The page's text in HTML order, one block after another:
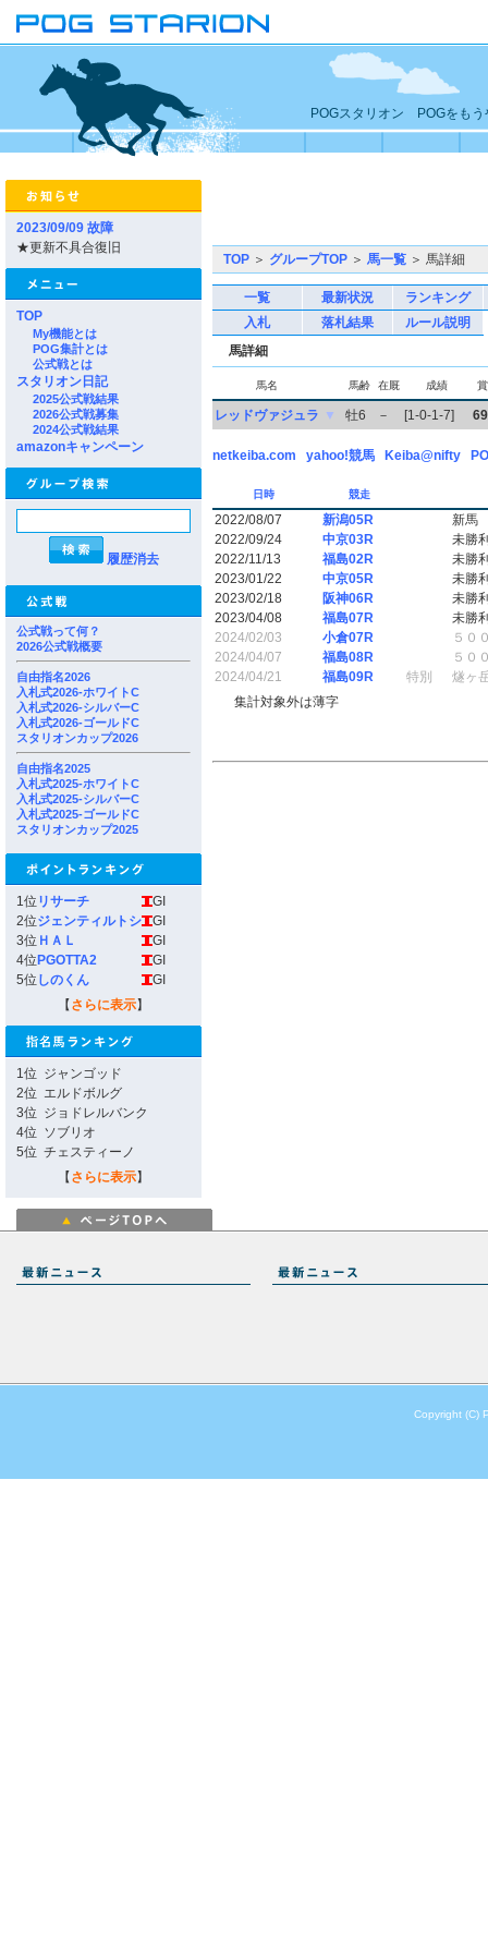
POGスタリオン POGをもう
2023/09/09 故障
★更新不具合復旧
TOP
My機能とは
POG集計とは
公式戦とは
スタリオン日記
2025公式戦結果
2026公式戦募集
2024公式戦結果
amazonキャンペーン
履歴消去
公式戦って何？
2026公式戦概要
自由指名2026
入札式2026-ホワイトC
入札式2026-シルバーC
入札式2026-ゴールドC
スタリオンカップ2026
自由指名2025
入札式2025-ホワイトC
入札式2025-シルバーC
入札式2025-ゴールドC
スタリオンカップ2025
1位 リサーチ
GI
2位ジェンティルトシ
GI
3位 ＨＡＬ
GI
4位 PGOTTA2
GI
5位 しのくん
GI
【 さらに表示】
1位 ジャンゴッド
2位 エルドボルグ
3位 ジョドレルバンク
4位 ソブリオ
5位 チェスティーノ
【 さらに表示】
TOP ＞ グループTOP ＞ 馬一覧 ＞ 馬詳細
一覧 最新状況
ランキング
入札
落札結果
ルール説明
馬詳細
馬名 馬齢 在厩 成績
レッドヴァジュラ ▼ 牡6 － [1-0-1-7]
netkeiba.com yahoo!競馬 Keiba@nifty
日時 競走
2022/08/07 新潟05R
新馬
2022/09/24
中京03R
未勝
2022/11/13
福島02R
未勝
2023/01/22
中京05R
未勝
2023/02/18
阪神06R
未勝
2023/04/08
福島07R
未勝
2024/02/03
小倉07R
５０
2024/04/07
福島08R
５０
2024/04/21
福島09R 特別
燧ヶ
集計対象外は薄字
Copyright (C)